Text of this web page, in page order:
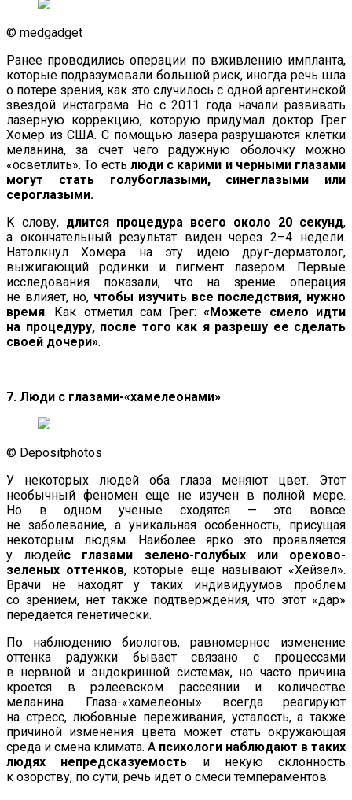
© medgadget
Ранее проводились операции по вживлению импланта,
которые подразумевали большой риск, иногда речь шла
о потере зрения, как это случилось с одной аргентинской
звездой инстаграма. Но с 2011 года начали развивать
лазерную коррекцию, которую придумал доктор Грег
Хомер из США. С помощью лазера разрушаются клетки
меланина, за счет чего радужную оболочку можно
«осветлить». То есть люди с карими и черными глазами
могут стать голубоглазыми, синеглазыми или
сероглазыми.
К слову, длится процедура всего около 20 секунд,
а окончательный результат виден через 2–4 недели.
Натолкнул Хомера на эту идею друг-дерматолог,
выжигающий родинки и пигмент лазером. Первые
исследования показали, что на зрение операция
не влияет, но, чтобы изучить все последствия, нужно
время. Как отметил сам Грег:«Можете смело идти
на процедуру, после того как я разрешу ее сделать
своей дочери».
7. Люди с глазами-«хамелеонами»
© Depositphotos
У некоторых людей оба глаза меняют цвет. Этот
необычный феномен еще не изучен в полной мере.
Но в одном ученые сходятся — это вовсе
не заболевание, а уникальная особенность, присущая
некоторым людям. Наиболее ярко это проявляется
у людейс глазами зелено-голубых или орехово-
зеленых оттенков, которые еще называют «Хейзел».
Врачи не находят у таких индивидуумов проблем
со зрением, нет также подтверждения, что этот «дар»
передается генетически.
По наблюдению биологов, равномерное изменение
оттенка радужки бывает связано с процессами
в нервной и эндокринной системах, но часто причина
кроется в рэлеевском рассеянии и количестве
меланина. Глаза-«хамелеоны» всегда реагируют
на стресс, любовные переживания, усталость, а также
причиной изменения цвета может стать окружающая
среда и смена климата. А психологи наблюдают в таких
людях непредсказуемость и некую склонность
к озорству, по сути, речь идет о смеси темпераментов.